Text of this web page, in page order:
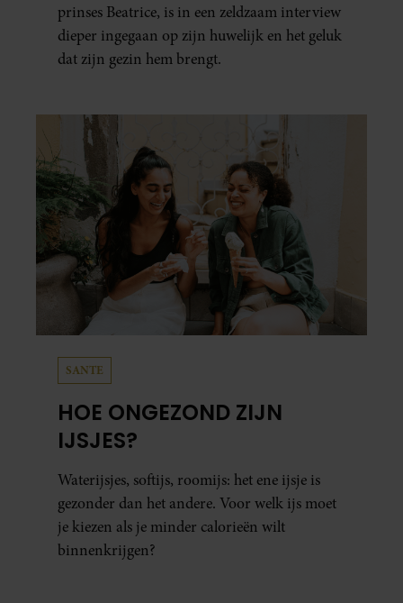
prinses Beatrice, is in een zeldzaam interview
dieper ingegaan op zijn huwelijk en het geluk
dat zijn gezin hem brengt.
SANTE
HOE ONGEZOND ZIJN
IJSJES?
Waterijsjes, softijs, roomijs: het ene ijsje is
gezonder dan het andere. Voor welk ijs moet
je kiezen als je minder calorieën wilt
binnenkrijgen?